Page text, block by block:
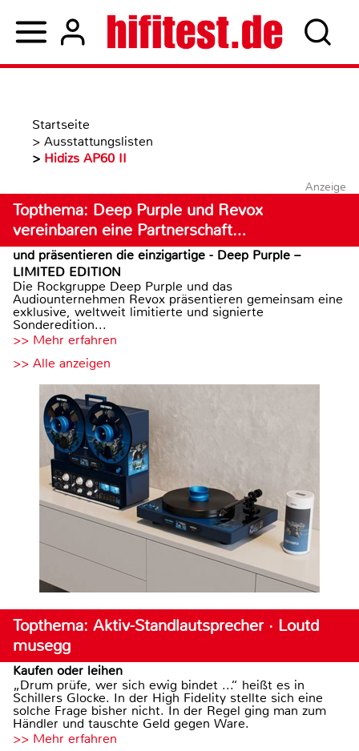
Startseite
> Ausstattungslisten
> Hidizs AP60 II
Anzeige
Topthema: Deep Purple und Revox
vereinbaren eine Partnerschaft…
und präsentieren die einzigartige - Deep Purple –
LIMITED EDITION
Die Rockgruppe Deep Purple und das
Audiounternehmen Revox präsentieren gemeinsam eine
exklusive, weltweit limitierte und signierte
Sonderedition...
>> Mehr erfahren
>> Alle anzeigen
Topthema: Aktiv-Standlautsprecher · Loutd
musegg
Kaufen oder leihen
„Drum prüfe, wer sich ewig bindet ...“ heißt es in
Schillers Glocke. In der High Fidelity stellte sich eine
solche Frage bisher nicht. In der Regel ging man zum
Händler und tauschte Geld gegen Ware.
>> Mehr erfahren